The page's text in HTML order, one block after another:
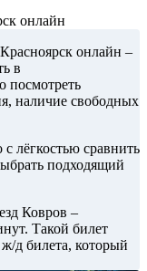
онлайн
онлайн –
в
посмотреть
наличие свободных
лёгкостью сравнить
подходящий
Ковров –
Такой билет
д билета, который